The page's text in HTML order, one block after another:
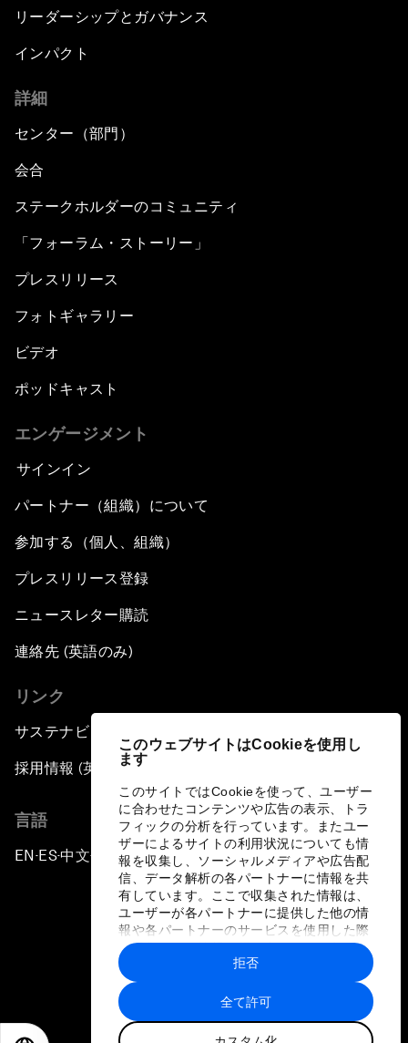
このウェブサイトはCookieを使用し
ます
このサイトではCookieを使って、ユーザー
に合わせたコンテンツや広告の表示、トラ
フィックの分析を行っています。またユー
ザーによるサイトの利用状況についても情
報を収集し、ソーシャルメディアや広告配
信、データ解析の各パートナーに情報を共
有しています。ここで収集された情報は、
ユーザーが各パートナーに提供した他の情
報や各パートナーのサービスを使用した際
に収集された情報と組み合わされ、各パー
トナーによって使用されることがありま
す。
全て許可
拒否
リーダーシップとガバナンス
インパクト
詳細
センター（部門）
会合
ステークホルダーのコミュニティ
「フォーラム・ストーリー」
プレスリリース
フォトギャラリー
ビデオ
ポッドキャスト
エンゲージメント
サインイン
パートナー（組織）について
参加する（個人、組織）
プレスリリース登録
ニュースレター購読
連絡先 (英語のみ)
リンク
サステナビリティへの取り組み
採用情報 (英語のみ)
言語
EN ▪ ES▪中文▪ 日本語
プライバシーポリシーと利用規約
サイトマップ